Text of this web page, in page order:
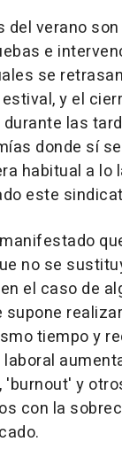
del verano
e
se
y el
las
donde sí
habitual a lo
este
no se
el caso de
supone
tiempo y
'burnout' y
con la